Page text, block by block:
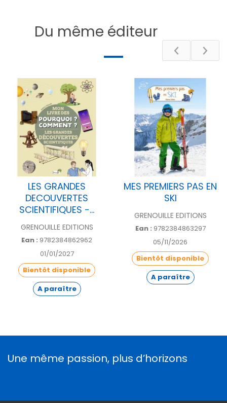
Poids 6.7 g
DESCRIPTIF
Du même éditeur
LES GRANDES
DECOUVERTES
SCIENTIFIQUES -...
GRENOUILLE EDITIONS
Ean : 9782384862962
01/01/2027
Bientôt disponible
A paraître
MES PREMIERS PAS EN
SKI
GRENOUILLE EDITIONS
Ean : 9782384863297
05/11/2026
Bientôt disponible
A paraître
Une même passion, plus d’horizons